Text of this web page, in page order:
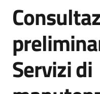
e
strumenti
acquisto
Salta al contenuto
Servizi di